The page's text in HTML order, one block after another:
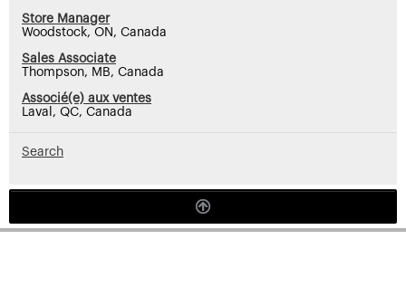
Store Manager
Woodstock, ON, Canada
Sales Associate
Thompson, MB, Canada
Associé(e) aux ventes
Laval, QC, Canada
Search